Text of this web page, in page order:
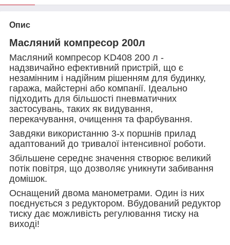
Опис
Масляний компресор 200л
Масляний компресор KD408 200 л -
надзвичайно ефективний пристрій, що є
незамінним і надійним рішенням для будинку,
гаража, майстерні або компанії. Ідеально
підходить для більшості пневматичних
застосувань, таких як видування,
перекачування, очищення та фарбування.
Завдяки використанню 3-х поршнів прилад
адаптований до тривалої інтенсивної роботи.
Збільшене середнє значення створює великий
потік повітря, що дозволяє уникнути забивання
домішок.
Оснащений двома манометрами. Один із них
поєднується з редуктором. Вбудований редуктор
тиску дає можливість регулювання тиску на
виході!